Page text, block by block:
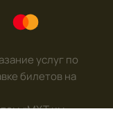
услуг по
билетов на
«МХТ им.